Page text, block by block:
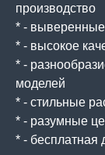
производство
* -
* - высокое
* -
моделей
* - стильные
* - разумные
* - бесплатная